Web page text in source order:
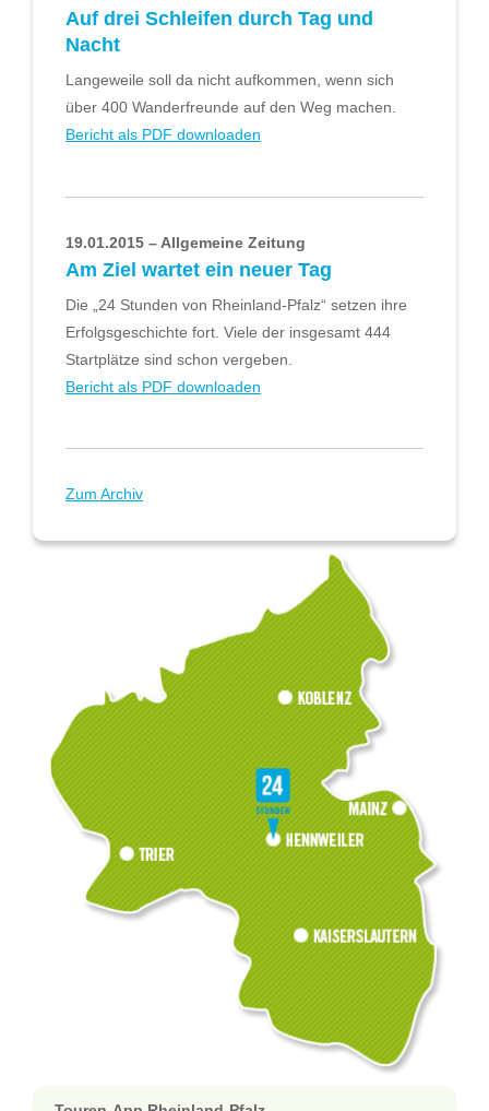
Auf drei Schleifen durch Tag und
Nacht
Langeweile soll da nicht aufkommen, wenn sich
über 400 Wanderfreunde auf den Weg machen.
Bericht als PDF downloaden
19.01.2015 – Allgemeine Zeitung
Am Ziel wartet ein neuer Tag
Die „24 Stunden von Rheinland-Pfalz“ setzen ihre
Erfolgsgeschichte fort. Viele der insgesamt 444
Startplätze sind schon vergeben.
Bericht als PDF downloaden
Zum Archiv